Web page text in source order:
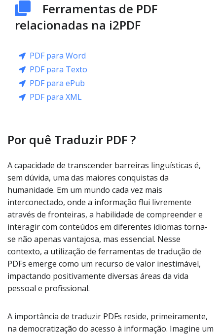
Ferramentas de PDF
relacionadas na i2PDF
PDF para Word
PDF para Texto
PDF para ePub
PDF para XML
Por quê Traduzir PDF ?
A capacidade de transcender barreiras linguísticas é,
sem dúvida, uma das maiores conquistas da
humanidade. Em um mundo cada vez mais
interconectado, onde a informação flui livremente
através de fronteiras, a habilidade de compreender e
interagir com conteúdos em diferentes idiomas torna-
se não apenas vantajosa, mas essencial. Nesse
contexto, a utilização de ferramentas de tradução de
PDFs emerge como um recurso de valor inestimável,
impactando positivamente diversas áreas da vida
pessoal e profissional.
A importância de traduzir PDFs reside, primeiramente,
na democratização do acesso à informação. Imagine um